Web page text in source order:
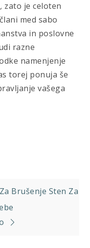
zato je celoten
med sabo
in poslovne
razne
namenjenje
torej ponuja še
vašega
Brušenje Sten Za